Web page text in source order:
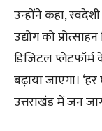
उन्होंने कहा,
उद्योग को
डिजिटल
बढ़ाया जाएगा।
उत्तराखंड में जन